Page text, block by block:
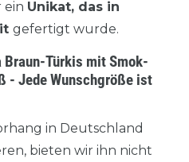
ein Unikat, das in
gefertigt wurde.
Braun-Türkis mit Smok-
- Jede Wunschgröße ist
in Deutschland
bieten wir ihn nicht